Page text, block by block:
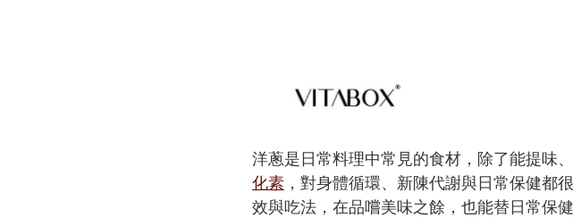
洋蔥是日常料理中常見的食材，除了能提味
化素 ，對身體循環、新陳代謝與日常保健都
效與吃法，在品嚐美味之餘，也能替日常保健